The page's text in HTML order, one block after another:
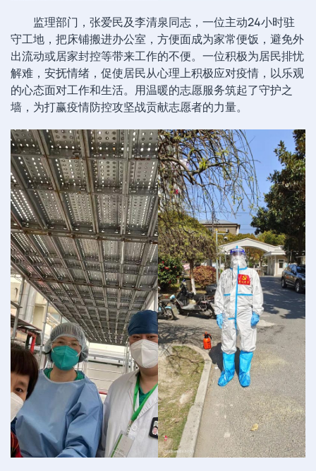
监理部门，张爱民及李清泉同志，一位主动24小时驻
守工地，把床铺搬进办公室，方便面成为家常便饭，避免外
出流动或居家封控等带来工作的不便。一位积极为居民排忧
解难，安抚情绪，促使居民从心理上积极应对疫情，以乐观
的心态面对工作和生活。用温暖的志愿服务筑起了守护之
墙，为打赢疫情防控攻坚战贡献志愿者的力量。